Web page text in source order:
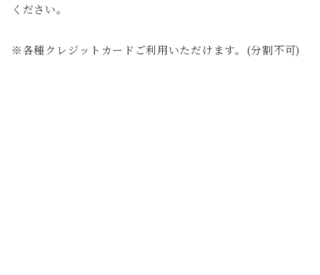
ください。
※各種クレジットカードご利用いただけます。(分割不可)